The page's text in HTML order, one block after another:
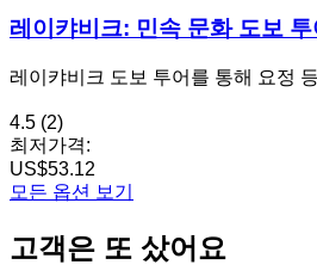
레이캬비크: 민속 문화 도보 투
레이캬비크 도보 투어를 통해 요정
4.5 (2)
최저가격:
US$53.12
모든 옵션 보기
고객은 또 샀어요